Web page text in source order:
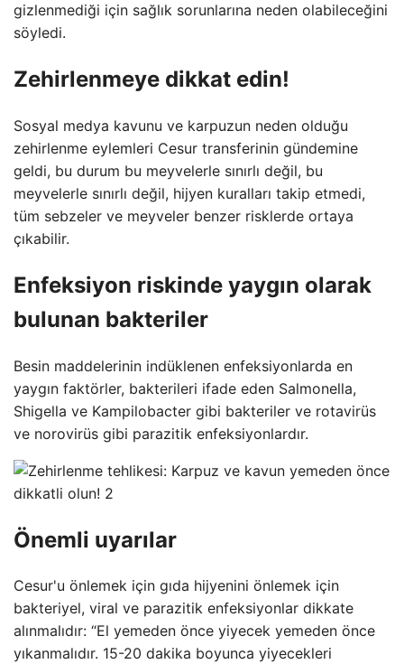
gizlenmediği için sağlık sorunlarına neden olabileceğini
söyledi.
Zehirlenmeye dikkat edin!
Sosyal medya kavunu ve karpuzun neden olduğu
zehirlenme eylemleri Cesur transferinin gündemine
geldi, bu durum bu meyvelerle sınırlı değil, bu
meyvelerle sınırlı değil, hijyen kuralları takip etmedi,
tüm sebzeler ve meyveler benzer risklerde ortaya
çıkabilir.
Enfeksiyon riskinde yaygın olarak
bulunan bakteriler
Besin maddelerinin indüklenen enfeksiyonlarda en
yaygın faktörler, bakterileri ifade eden Salmonella,
Shigella ve Kampilobacter gibi bakteriler ve rotavirüs
ve norovirüs gibi parazitik enfeksiyonlardır.
Önemli uyarılar
Cesur'u önlemek için gıda hijyenini önlemek için
bakteriyel, viral ve parazitik enfeksiyonlar dikkate
alınmalıdır: “El yemeden önce yiyecek yemeden önce
yıkanmalıdır. 15-20 dakika boyunca yiyecekleri